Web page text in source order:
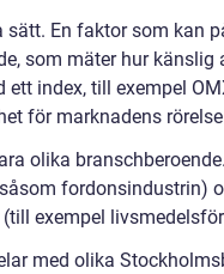
En faktor som kan
som mäter hur känslig
index, till exempel
för marknadens
olika
fordonsindustrin)
exempel
med olika